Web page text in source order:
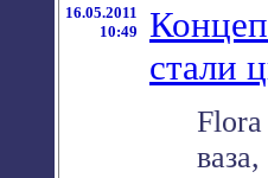
16.05.2011
10:49
стали
Flora